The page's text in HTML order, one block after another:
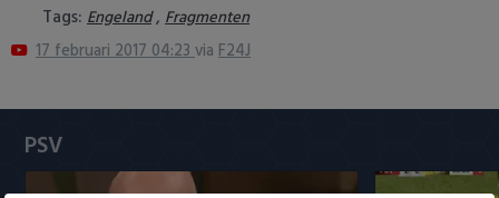
Feyenoord
Heracles Almelo
NAC Breda
Europa League
Conference League
Tags: Engeland, Fragmenten
17 februari 2017 04:23via F24J
PSV